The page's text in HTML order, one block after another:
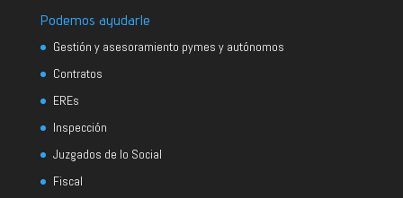
Podemos ayudarle
Gestión y asesoramiento pymes y autónomos
Contratos
EREs
Inspección
Juzgados de lo Social
Fiscal